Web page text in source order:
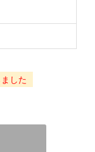
した